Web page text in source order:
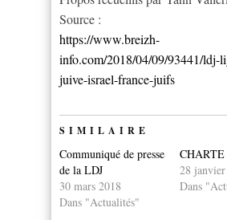
Source :
https://www.breizh-
info.com/2018/04/09/93441/ldj-
juive-israel-france-juifs
SIMILAIRE
Communiqué de presse
de la LDJ
30 mars 2018
Dans "Actualités"
28
Dans